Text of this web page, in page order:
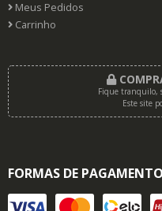
Meus Pedidos
Carrinho
Fique tranquilo,
Este site
FORMAS DE PAGAMENTO